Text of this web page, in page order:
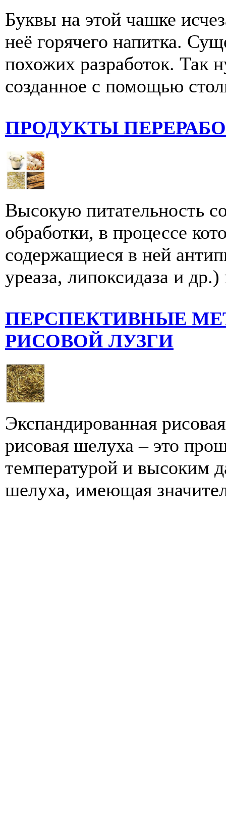
Буквы на этой чашке
неё горячего напитка.
похожих разработок. Так
созданное с помощью
ПРОДУКТЫ
Высокую питательность
обработки, в процессе
содержащиеся в ней
уреаза, липоксидаза и
ПЕРСПЕКТИВНЫЕ
РИСОВОЙ ЛУЗГИ
Экспандированная
рисовая шелуха – это
температурой и высоким
шелуха, имеющая